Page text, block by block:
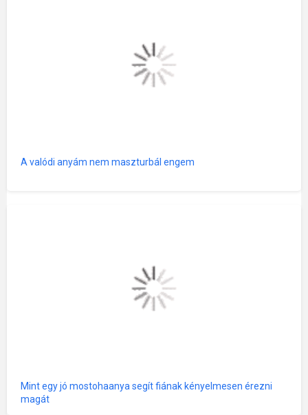
A valódi anyám nem maszturbál engem
Mint egy jó mostohaanya segít fiának kényelmesen érezni
magát